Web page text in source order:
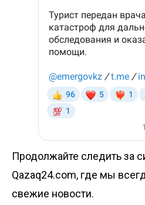
Продолжайте следить за
Qazaq24.com, где мы
свежие новости.